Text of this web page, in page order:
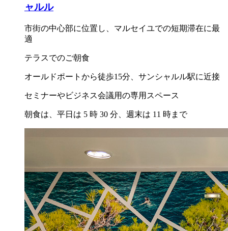
ャルル
市街の中心部に位置し、マルセイユでの短期滞在に最
適
テラスでのご朝食
オールドポートから徒歩15分、サンシャルル駅に近接
セミナーやビジネス会議用の専用スペース
朝食は、平日は 5 時 30 分、週末は 11 時まで